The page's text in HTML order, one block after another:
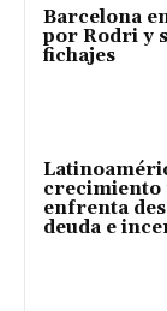
Barcelona
por Rodri y
fichajes
crecimiento
enfrenta
deuda e